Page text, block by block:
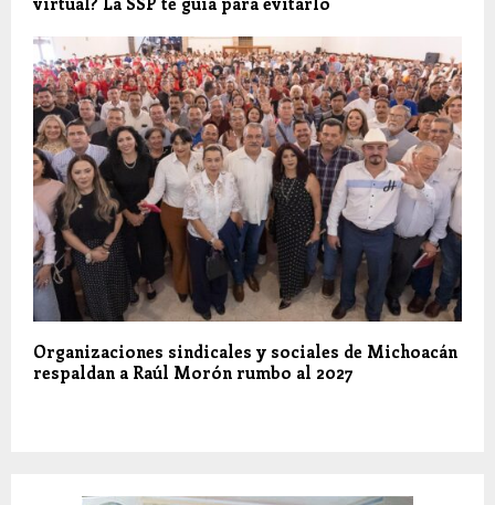
Organizaciones sindicales y sociales de Michoacán
respaldan a Raúl Morón rumbo al 2027